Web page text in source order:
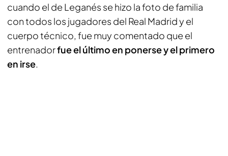
cuando el de Leganés se hizo la foto de familia
con todos los jugadores del Real Madrid y el
cuerpo técnico, fue muy comentado que el
entrenadorfue el último en ponerse y el primero
en irse.